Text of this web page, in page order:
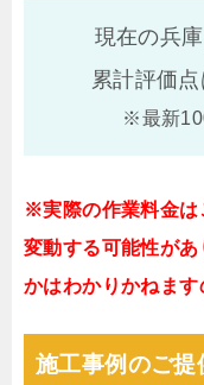
現在の兵
累計評価点
※最新
※実際の作業料金は
変動する可能性が
かはわかりかねます
施工事例のご提